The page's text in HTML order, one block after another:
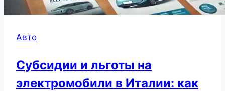
Авто
Субсидии и льготы на
электромобили в Италии: как